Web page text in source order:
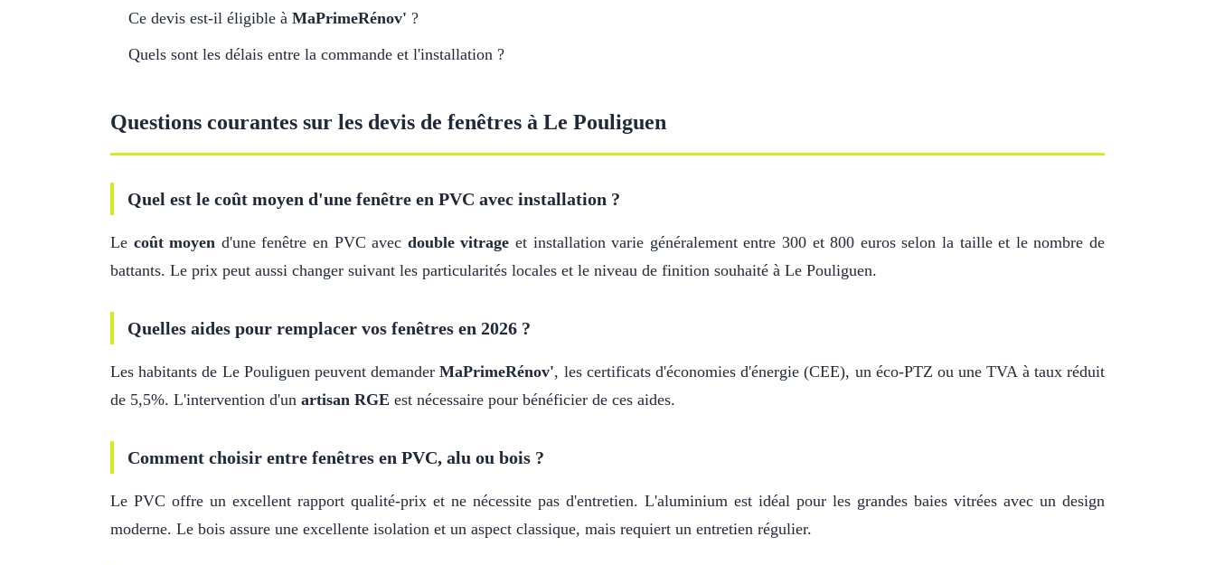
Ce devis est-il éligible à MaPrimeRénov' ?
Quels sont les délais entre la commande et l'installation ?
Questions courantes sur les devis de fenêtres à Le Pouliguen
Quel est le coût moyen d'une fenêtre en PVC avec installation ?
Le coût moyen d'une fenêtre en PVC avec double vitrage et installation varie généralement entre 300 et 800 euros selon la taille et le nombre de
battants. Le prix peut aussi changer suivant les particularités locales et le niveau de finition souhaité à Le Pouliguen.
Quelles aides pour remplacer vos fenêtres en 2026 ?
Les habitants de Le Pouliguen peuvent demanderMaPrimeRénov', les certificats d'économies d'énergie (CEE), un éco-PTZ ou une TVA à taux réduit
de 5,5%. L'intervention d'un artisan RGE est nécessaire pour bénéficier de ces aides.
Comment choisir entre fenêtres en PVC, alu ou bois ?
Le PVC offre un excellent rapport qualité-prix et ne nécessite pas d'entretien. L'aluminium est idéal pour les grandes baies vitrées avec un design
moderne. Le bois assure une excellente isolation et un aspect classique, mais requiert un entretien régulier.